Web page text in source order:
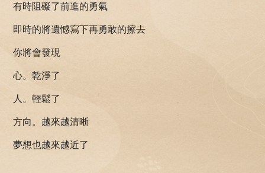
有時阻礙了前進的勇氣
即時的將遺憾寫下再勇敢的擦去
你將會發現
心。乾淨了
人。輕鬆了
方向。越來越清晰
夢想也越來越近了